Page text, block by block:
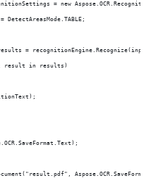
= new
results =
result in results)